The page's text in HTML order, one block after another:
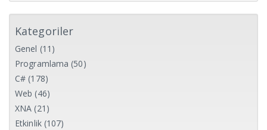
Kategoriler
Genel (11)
Programlama (50)
C# (178)
Web (46)
XNA (21)
Etkinlik (107)